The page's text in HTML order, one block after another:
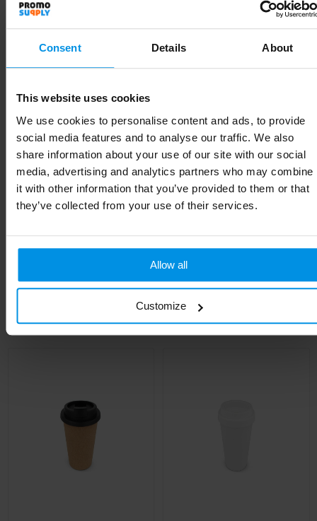
Consent Details About
This website uses cookies
We use cookies to personalise content and ads, to provide
social media features and to analyse our traffic. We also
share information about your use of our site with our social
media, advertising and analytics partners who may combine
it with other information that you’ve provided to them or that
they’ve collected from your use of their services.
Allow all
Customize
Diameter 8 cm
Maat # Geen maat
Materiaal
Kleur middenblauw
Soort Standaard uitvoering
Hoogte 8 cm
Gerelateerde producten